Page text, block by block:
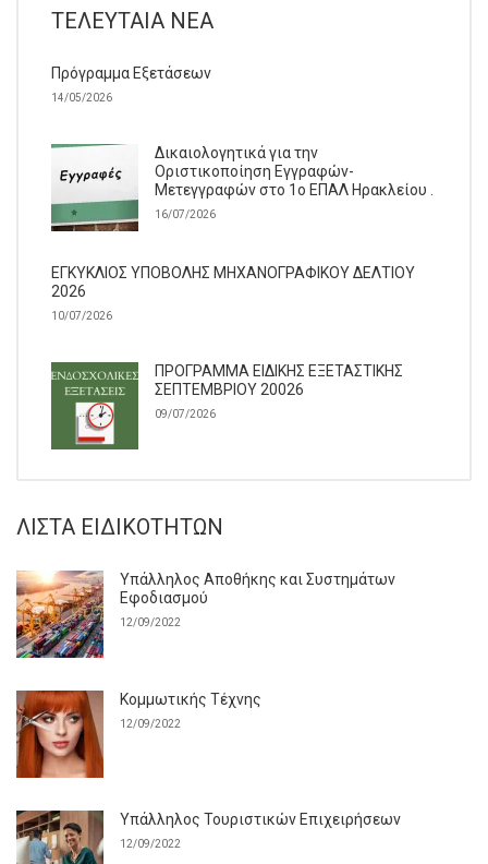
ΤΕΛΕΥΤΑΊΑ ΝΈΑ
Πρόγραμμα Εξετάσεων
14/05/2026
Δικαιολογητικά για την
Οριστικοποίηση Εγγραφών-
Μετεγγραφών στο 1ο ΕΠΑΛ Ηρακλείου .
16/07/2026
ΕΓΚΥΚΛΙΟΣ ΥΠΟΒΟΛΗΣ ΜΗΧΑΝΟΓΡΑΦΙΚΟΥ ΔΕΛΤΙΟΥ
2026
10/07/2026
ΠΡΟΓΡΑΜΜΑ ΕΙΔΙΚΗΣ ΕΞΕΤΑΣΤΙΚΗΣ
ΣΕΠΤΕΜΒΡΙΟΥ 20026
09/07/2026
ΛΊΣΤΑ ΕΙΔΙΚΟΤΉΤΩΝ
Υπάλληλος Αποθήκης και Συστημάτων
Εφοδιασμού
12/09/2022
Κομμωτικής Τέχνης
12/09/2022
Υπάλληλος Τουριστικών Επιχειρήσεων
12/09/2022